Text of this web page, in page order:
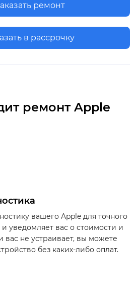
ремонт
в рассрочку
ремонт Apple
вашего Apple для точного
уведомляет вас о стоимости и
вас не устраивает, вы можете
без каких-либо оплат.